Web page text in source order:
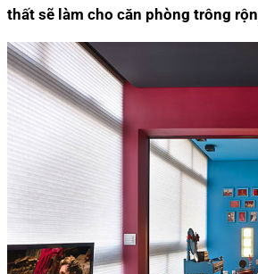
thất sẽ làm cho căn phòng trông